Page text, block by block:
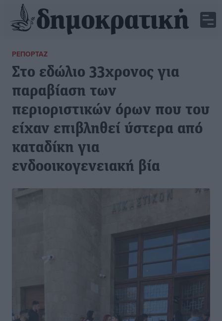
ΡΕΠΟΡΤΆΖ
Στο εδώλιο 33χρονος για
παραβίαση των
περιοριστικών όρων που του
είχαν επιβληθεί ύστερα από
καταδίκη για
ενδοοικογενειακή βία